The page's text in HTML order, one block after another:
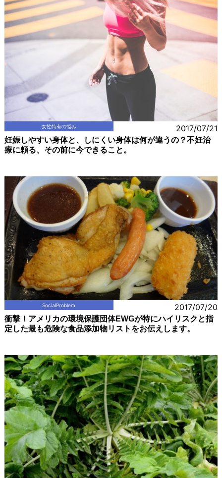
女性特有の悩み 2017/07/21
妊娠しやすい身体と、しにくい身体は何が違うの？不妊治
療に頼る、その前に今できること。
SocialProblem 2017/07/20
衝撃！アメリカの環境保護団体EWGが特にハイリスクと指
定した最も危険な食品添加物リストをお伝えします。